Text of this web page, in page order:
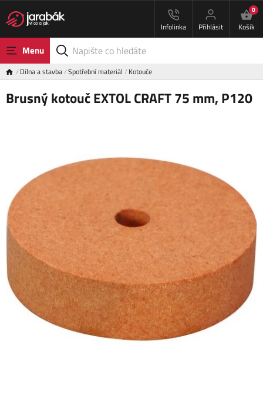
Infolinka Přihlásit
0
Košík
Menu
Dílna a stavba Spotřební materiál Kotouče
Brusný kotouč EXTOL CRAFT 75 mm, P120